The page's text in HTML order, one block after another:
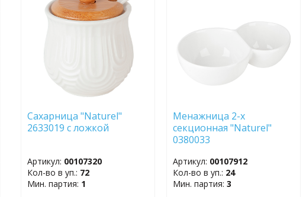
Сахарница "Naturel"
2633019 с ложкой
Артикул: 00107320
Кол-во в уп.: 72
Мин. партия: 1
Менажница 2-х
секционная "Naturel"
0380033
Артикул: 00107912
Кол-во в уп.: 24
Мин. партия:3